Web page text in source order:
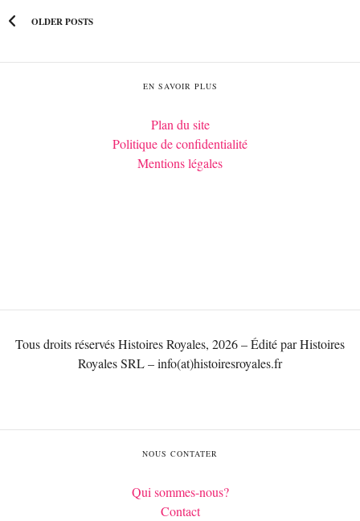
OLDER POSTS
EN SAVOIR PLUS
Plan du site
Politique de confidentialité
Mentions légales
Tous droits réservés Histoires Royales, 2026 – Édité par Histoires
Royales SRL – info(at)histoiresroyales.fr
NOUS CONTATER
Qui sommes-nous?
Contact